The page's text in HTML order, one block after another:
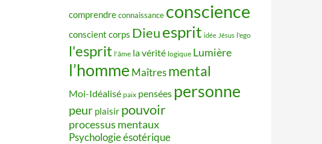
comprendreconnaissance conscience
conscient corps Dieuesprit idée Jésus l'ego
l'esprit l'âme la vérité logique Lumière
l’homme Maîtres mental
Moi-Idéalisé paix pensées personne
peur plaisir pouvoir
processus mentaux
Psychologie ésotérique